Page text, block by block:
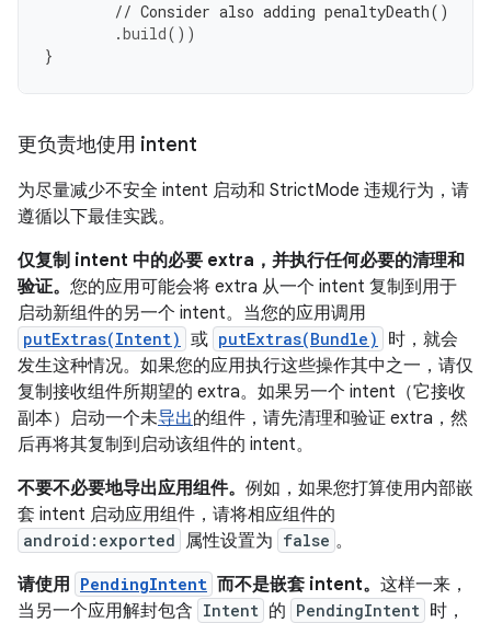
// Consider also adding penaltyDeath()
.build())
}
更负责地使用 intent
为尽量减少不安全 intent 启动和 StrictMode 违规行为，请
遵循以下最佳实践。
仅复制 intent 中的必要 extra，并执行任何必要的清理和
验证。 您的应用可能会将 extra 从一个 intent 复制到用于
启动新组件的另一个 intent。当您的应用调用
putExtras(Intent) 或 putExtras(Bundle)
时，就会
发生这种情况。如果您的应用执行这些操作其中之一，请仅
复制接收组件所期望的 extra。如果另一个 intent（它接收
副本）启动一个未导出的组件，请先清理和验证 extra，然
后再将其复制到启动该组件的 intent。
不要不必要地导出应用组件。 例如，如果您打算使用内部嵌
套 intent 启动应用组件，请将相应组件的
android:exported 属性设置为 false 。
请使用 PendingIntent 而不是嵌套 intent。 这样一来，
当另一个应用解封包含 Intent 的 PendingIntent 时，